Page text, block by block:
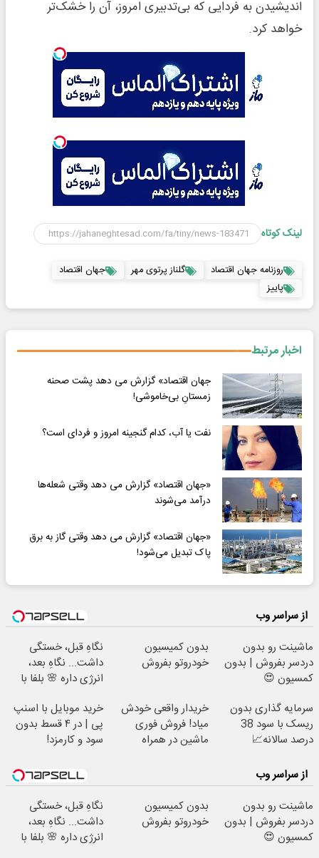
اندیشیدن به فردایی که بی‌تدبیری امروز، آن را خشک‌تر
خواهد کرد.
لینک کوتاه
روزنامه جهان اقتصاد گلناز پرتوی مهر
جهان اقتصاد
پاییز
اخبار مرتبط
جهان اقتصاد» گزارش می دهد پشت صحنه
زمستانِ بی‌خاموشی!
نفت یا آب، کدام گنجینه امروز و فردای است؟
«جهان اقتصاد» گزارش می دهد وقتی شعله‌ها
درآمد می‌شوند
«جهان اقتصاد» گزارش می دهد وقتی گاز به برق
پاک تبدیل می‌شود!
از سراسر وب
ماشینت رو بدون
دردسر بفروش | بدون
کمسیون 😍
بدون کمیسیون
خودروتو بفروش
نگاهِ قبل، خستگی
داشت... نگاهِ بعد،
انرژی داره 🌸 بلفا با
سرمایه گذاری بدون
ریسک با سود 38
درصد سالانه📈
خریدار واقعی خودش
میاد! فروش فوری
ماشین در همراه
خرید موبایل با اسنپ
پی | در ۴ قسط بدون
سود و کارمزد!
از سراسر وب
ماشینت رو بدون
دردسر بفروش | بدون
کمسیون 😍
بدون کمیسیون
خودروتو بفروش
نگاهِ قبل، خستگی
داشت... نگاهِ بعد،
انرژی داره 🌸 بلفا با